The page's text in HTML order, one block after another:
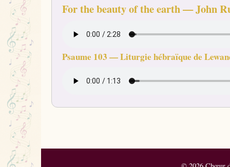
For the beauty of the earth — John
Psaume 103 — Liturgie hébraïque de